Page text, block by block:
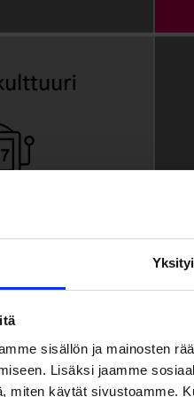
sisällön ja mainosten
Lisäksi jaamme
miten käytät sivustoamme.
neli­kenttä, jossa
kautta voi muo­dostua